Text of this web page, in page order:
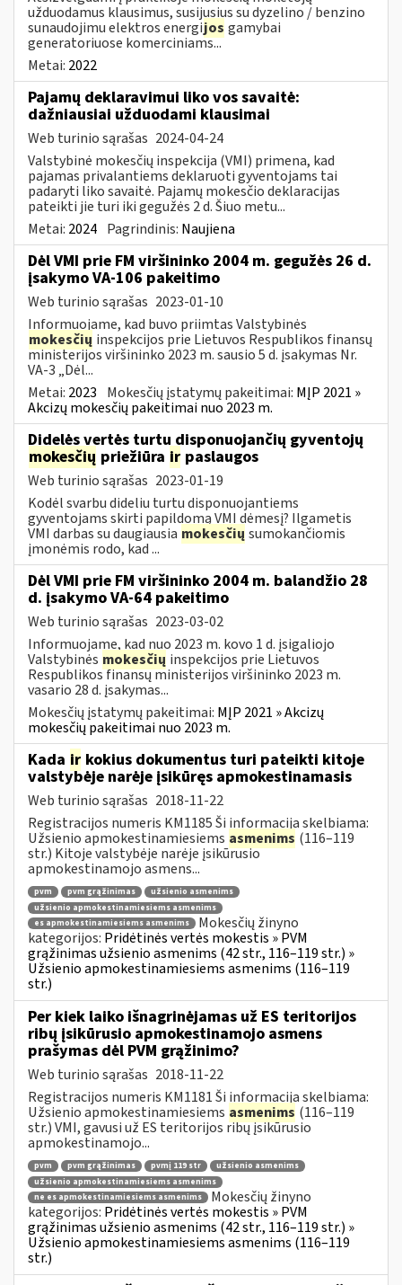
užduodamus klausimus, susijusius su dyzelino / benzino
sunaudojimu elektros energijos gamybai
generatoriuose komerciniams...
Metai: 2022
Pajamų deklaravimui liko vos savaitė:
dažniausiai užduodami klausimai
Web turinio sąrašas 2024-04-24
Valstybinė mokesčių inspekcija (VMI) primena, kad
pajamas privalantiems deklaruoti gyventojams tai
padaryti liko savaitė. Pajamų mokesčio deklaracijas
pateikti jie turi iki gegužės 2 d. Šiuo metu...
Metai: 2024 Pagrindinis: Naujiena
Dėl VMI prie FM viršininko 2004 m. gegužės 26 d.
įsakymo VA-106 pakeitimo
Web turinio sąrašas 2023-01-10
Informuojame, kad buvo priimtas Valstybinės
mokesčių inspekcijos prie Lietuvos Respublikos finansų
ministerijos viršininko 2023 m. sausio 5 d. įsakymas Nr.
VA-3 „Dėl...
Metai: 2023 Mokesčių įstatymų pakeitimai: MĮP 2021 »
Akcizų mokesčių pakeitimai nuo 2023 m.
Didelės vertės turtu disponuojančių gyventojų
mokesčių priežiūra ir paslaugos
Web turinio sąrašas 2023-01-19
Kodėl svarbu dideliu turtu disponuojantiems
gyventojams skirti papildomą VMI dėmesį? Ilgametis
VMI darbas su daugiausia mokesčių sumokančiomis
įmonėmis rodo, kad ...
Dėl VMI prie FM viršininko 2004 m. balandžio 28
d. įsakymo VA-64 pakeitimo
Web turinio sąrašas 2023-03-02
Informuojame, kad nuo 2023 m. kovo 1 d. įsigaliojo
Valstybinės mokesčių inspekcijos prie Lietuvos
Respublikos finansų ministerijos viršininko 2023 m.
vasario 28 d. įsakymas...
Mokesčių įstatymų pakeitimai: MĮP 2021 » Akcizų
mokesčių pakeitimai nuo 2023 m.
Kada ir kokius dokumentus turi pateikti kitoje
valstybėje narėje įsikūręs apmokestinamasis
Web turinio sąrašas 2018-11-22
Registracijos numeris KM1185 Ši informacija skelbiama:
Užsienio apmokestinamiesiems asmenims (116–119
str.) Kitoje valstybėje narėje įsikūrusio
apmokestinamojo asmens...
pvm pvm grąžinimas
užsienio asmenims
užsienio apmokestinamiesiems asmenims
es apmokestinamiesiems asmenims
Mokesčių žinyno
kategorijos: Pridėtinės vertės mokestis » PVM
grąžinimas užsienio asmenims (42 str., 116–119 str.) »
Užsienio apmokestinamiesiems asmenims (116–119
str.)
Per kiek laiko išnagrinėjamas už ES teritorijos
ribų įsikūrusio apmokestinamojo asmens
prašymas dėl PVM grąžinimo?
Web turinio sąrašas 2018-11-22
Registracijos numeris KM1181 Ši informacija skelbiama:
Užsienio apmokestinamiesiems asmenims (116–119
str.) VMI, gavusi už ES teritorijos ribų įsikūrusio
apmokestinamojo...
pvm pvm grąžinimas pvmį 119 str
užsienio asmenims
užsienio apmokestinamiesiems asmenims
ne es apmokestinamiesiems asmenims
Mokesčių žinyno
kategorijos: Pridėtinės vertės mokestis » PVM
grąžinimas užsienio asmenims (42 str., 116–119 str.) »
Užsienio apmokestinamiesiems asmenims (116–119
str.)